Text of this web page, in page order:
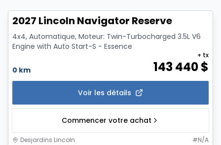
2027 Lincoln Navigator Reserve
4x4, Automatique, Moteur: Twin-Turbocharged 3.5L V6
Engine with Auto Start-S - Essence
0 km 143 440$
+ tx
Voir les détails
Commencer votre achat
Desjardins Lincoln #N/A